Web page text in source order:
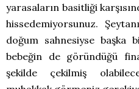
yarasaların basitliği
hissedemiyorsunuz.
doğum sahnesiyse
bebeğin de göründüğü
şekilde çekilmiş